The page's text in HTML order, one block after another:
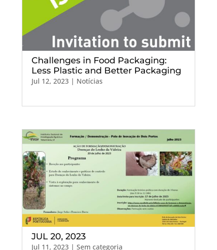
Challenges in Food Packaging:
Less Plastic and Better Packaging
Jul 12, 2023| Notícias
JUL 20, 2023
Jul 11, 2023| Sem categoria